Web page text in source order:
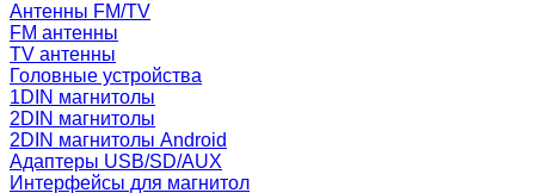
Антенны FM/TV
FM антенны
TV антенны
Головные устройства
1DIN магнитолы
2DIN магнитолы
2DIN магнитолы Android
Адаптеры USB/SD/AUX
Интерфейсы для магнитол